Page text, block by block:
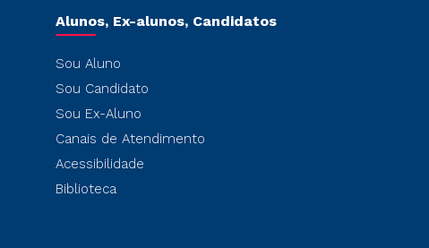
Alunos, Ex-alunos, Candidatos
Sou Aluno
Sou Candidato
Sou Ex-Aluno
Canais de Atendimento
Acessibilidade
Biblioteca